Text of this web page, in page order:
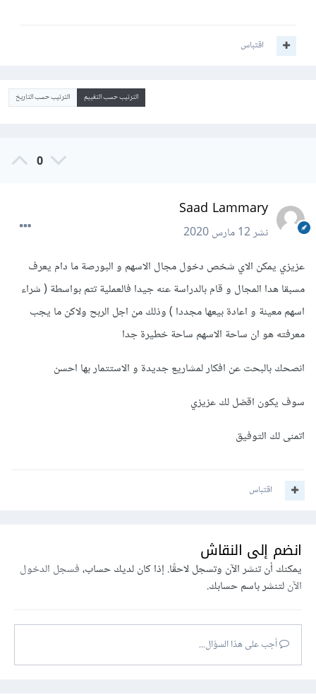
اقتباس
الترتيب حسب التقييم الترتيب حسب التاريخ
0
Saad Lammary
نشر12 مارس 2020
عزيزي يمكن الاي شخص دخول مجال الاسهم و البورصة ما دام يعرف
مسبقا هدا المجال و قام بالدراسة عنه جيدا فالعملية تتم بواسطة ( شراء
اسهم معينة و اعادة بيعها مجددا ) وذلك من اجل الربح ولاكن ما يجب
معرفته هو ان ساحة الاسهم ساحة خطيرة جدا
انصحك بالبحت عن افكار لمشاريع جديدة و الاستتمار بها احسن
سوف يكون اقضل لك عزيزي
اتمنى لك التوفيق
اقتباس
انضم إلى النقاش
يمكنك أن تنشر الآن وتسجل لاحقًا. إذا كان لديك حساب،فسجل الدخول
الآنلتنشر باسم حسابك.
أجب على هذا السؤال...